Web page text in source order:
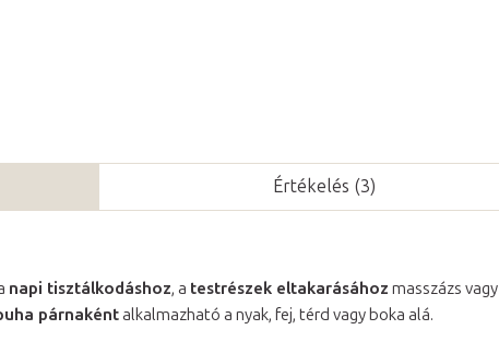
Értékelés (3)
napi tisztálkodáshoz, a testrészek eltakarásához masszázs vagy
párnakéntalkalmazható a nyak, fej, térd vagy boka alá.